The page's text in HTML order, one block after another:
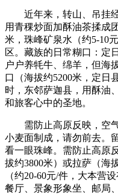
近年来，转山、吊挂经
用青稞炒面加酥油茶揉成
米，珠峰矿泉水（约5-10
区。藏族的日常糊口：
户户养牦牛、绵羊，但海
口（海拔约5200米，定日
时，东邻萨迦县，用酥油
和旅客心中的圣地。
需防止高原反映，空气
小麦面制成，请勿前去。
看一眼珠峰。需防止高
拔约3800米）或拉萨（海
（约20-60元/件，大本营
餐厅、景象形象坐、邮局